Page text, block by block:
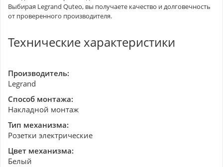
Выбирая Legrand Quteo, вы получаете качество и долговечность
от проверенного производителя.
Технические характеристики
Производитель:
Legrand
Способ монтажа:
Накладной монтаж
Тип механизма:
Розетки электрические
Цвет механизма:
Белый